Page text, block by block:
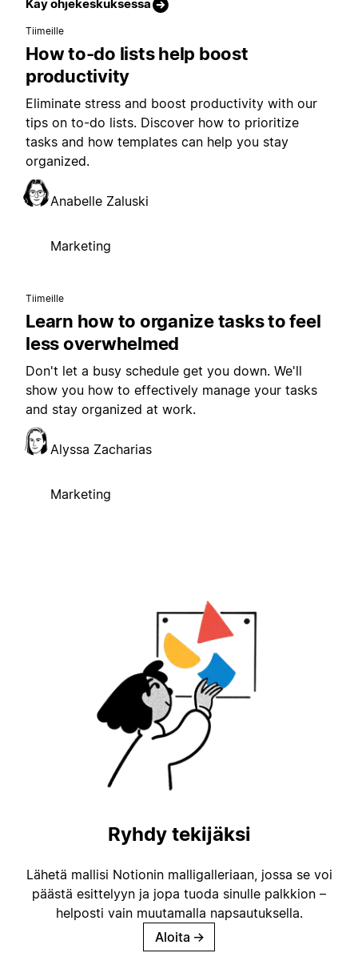
Käy ohjekeskuksessa
Tiimeille
How to-do lists help boost
productivity
Eliminate stress and boost productivity with our
tips on to-do lists. Discover how to prioritize
tasks and how templates can help you stay
organized.
Anabelle Zaluski
Marketing
Tiimeille
Learn how to organize tasks to feel
less overwhelmed
Don't let a busy schedule get you down. We'll
show you how to effectively manage your tasks
and stay organized at work.
Alyssa Zacharias
Marketing
Ryhdy tekijäksi
Lähetä mallisi Notionin malligalleriaan, jossa se voi
päästä esittelyyn ja jopa tuoda sinulle palkkion –
helposti vain muutamalla napsautuksella.
Aloita →